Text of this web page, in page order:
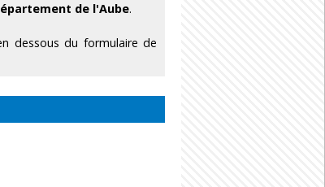
de l'Aube.
dessous du formulaire de